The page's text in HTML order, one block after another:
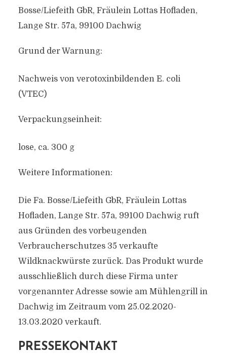
Bosse/Liefeith GbR, Fräulein Lottas Hofladen,
Lange Str. 57a, 99100 Dachwig
Grund der Warnung:
Nachweis von verotoxinbildenden E. coli
(VTEC)
Verpackungseinheit:
lose, ca. 300 g
Weitere Informationen:
Die Fa. Bosse/Liefeith GbR, Fräulein Lottas
Hofladen, Lange Str. 57a, 99100 Dachwig ruft
aus Gründen des vorbeugenden
Verbraucherschutzes 35 verkaufte
Wildknackwürste zurück. Das Produkt wurde
ausschließlich durch diese Firma unter
vorgenannter Adresse sowie am Mühlengrill in
Dachwig im Zeitraum vom 25.02.2020-
13.03.2020 verkauft.
PRESSEKONTAKT